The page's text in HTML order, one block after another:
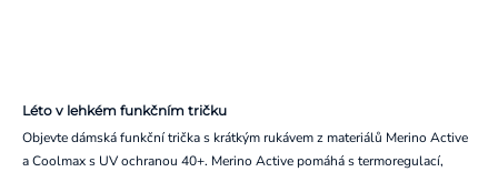
Léto v lehkém funkčním tričku
Objevte dámská funkční trička s krátkým rukávem z materiálů Merino Active
a Coolmax s UV ochranou 40+. Merino Active pomáhá s termoregulací,